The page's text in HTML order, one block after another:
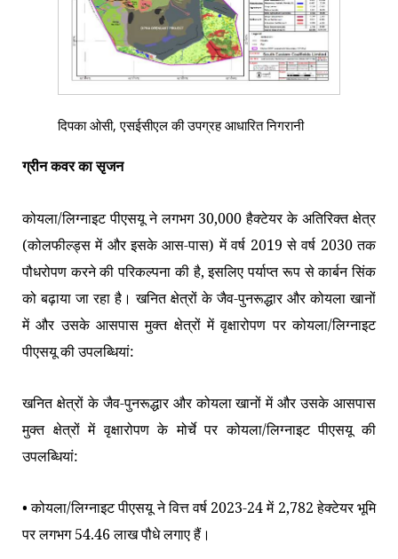
दिपका ओसी, एसईसीएल की उपग्रह आधारित निगरानी
ग्रीन कवर का सृजन
कोयला/लिग्नाइट पीएसयू ने लगभग 30,000 हैक्टेयर के अतिरिक्त क्षेत्र
(कोलफील्ड्स में और इसके आस-पास) में वर्ष 2019 से वर्ष 2030 तक
पौधरोपण करने की परिकल्पना की है, इसलिए पर्याप्त रूप से कार्बन सिंक
को बढ़ाया जा रहा है। खनित क्षेत्रों के जैव-पुनरूद्धार और कोयला खानों
में और उसके आसपास मुक्त क्षेत्रों में वृक्षारोपण पर कोयला/लिग्नाइट
पीएसयू की उपलब्धियां:
खनित क्षेत्रों के जैव-पुनरूद्धार और कोयला खानों में और उसके आसपास
मुक्त क्षेत्रों में वृक्षारोपण के मोर्चे पर कोयला/लिग्नाइट पीएसयू की
उपलब्धियां:
• कोयला/लिग्नाइट पीएसयू ने वित्त वर्ष 2023-24 में 2,782 हेक्टेयर भूमि
पर लगभग 54.46 लाख पौधे लगाए हैं।